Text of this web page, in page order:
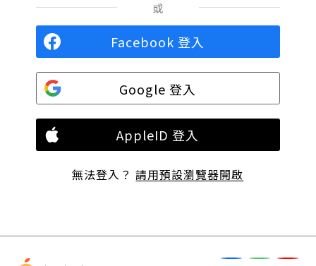
或
Facebook 登入
Google 登入
AppleID 登入
無法登入？請用預設瀏覽器開啟